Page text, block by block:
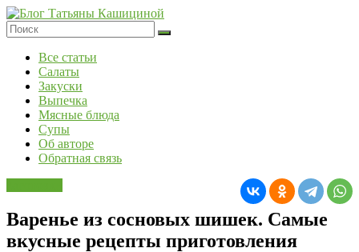
Перейти
к
содержимому
Блог
Татьяны
Кашициной
Все статьи
Салаты
Закуски
Выпечка
Мясные блюда
Супы
Об авторе
Обратная связь
Варенье из сосновых шишек. Самые
вкусные рецепты приготовления